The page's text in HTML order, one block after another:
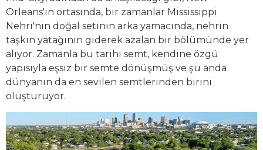
Orleans'ın ortasında, bir zamanlar Mississippi
Nehri'nin doğal setinin arka yamacında, nehrin
taşkın yatağının giderek azalan bir bölümünde yer
alıyor. Zamanla bu tarihi semt, kendine özgü
yapısıyla eşsiz bir semte dönüşmüş ve şu anda
dünyanın da en sevilen semtlerinden birini
oluşturuyor.